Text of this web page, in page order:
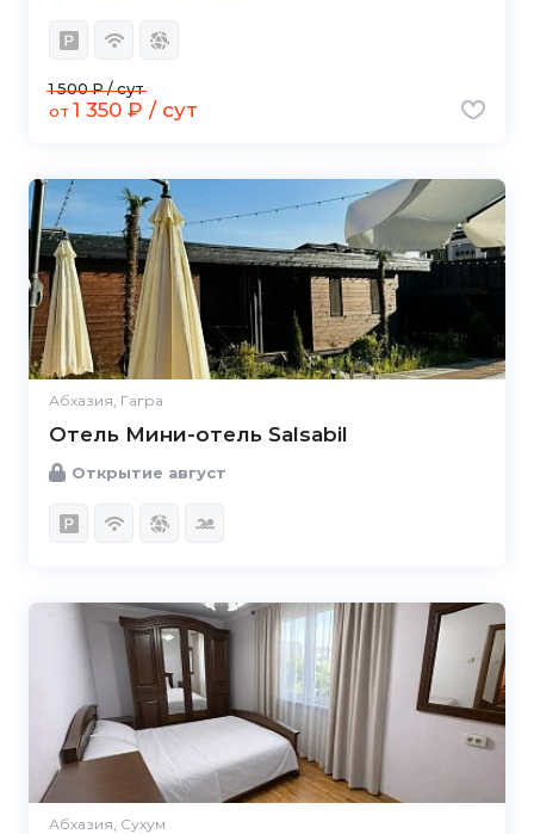
1 500 ₽ / сут
от 1 350 ₽ / сут
Абхазия, Гагра
Отель Мини-отель Salsabil
Открытие август
Абхазия, Сухум